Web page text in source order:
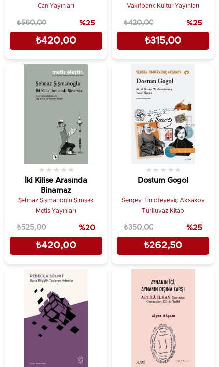
Can Yayınları
₺420,00
₺560,00 %25
Vakıfbank Kültür Yayınları
₺315,00
₺420,00 %25
İki Kilise Arasında
Binamaz
★ ★ ★ ★ ★
Şehnaz Şişmanoğlu Şimşek
Metis Yayınları
₺420,00
₺525,00 %20
Dostum Gogol
★ ★ ★ ★ ★
Sergey Timofeyeviç Aksakov
Turkuvaz Kitap
₺262,50
₺350,00 %25